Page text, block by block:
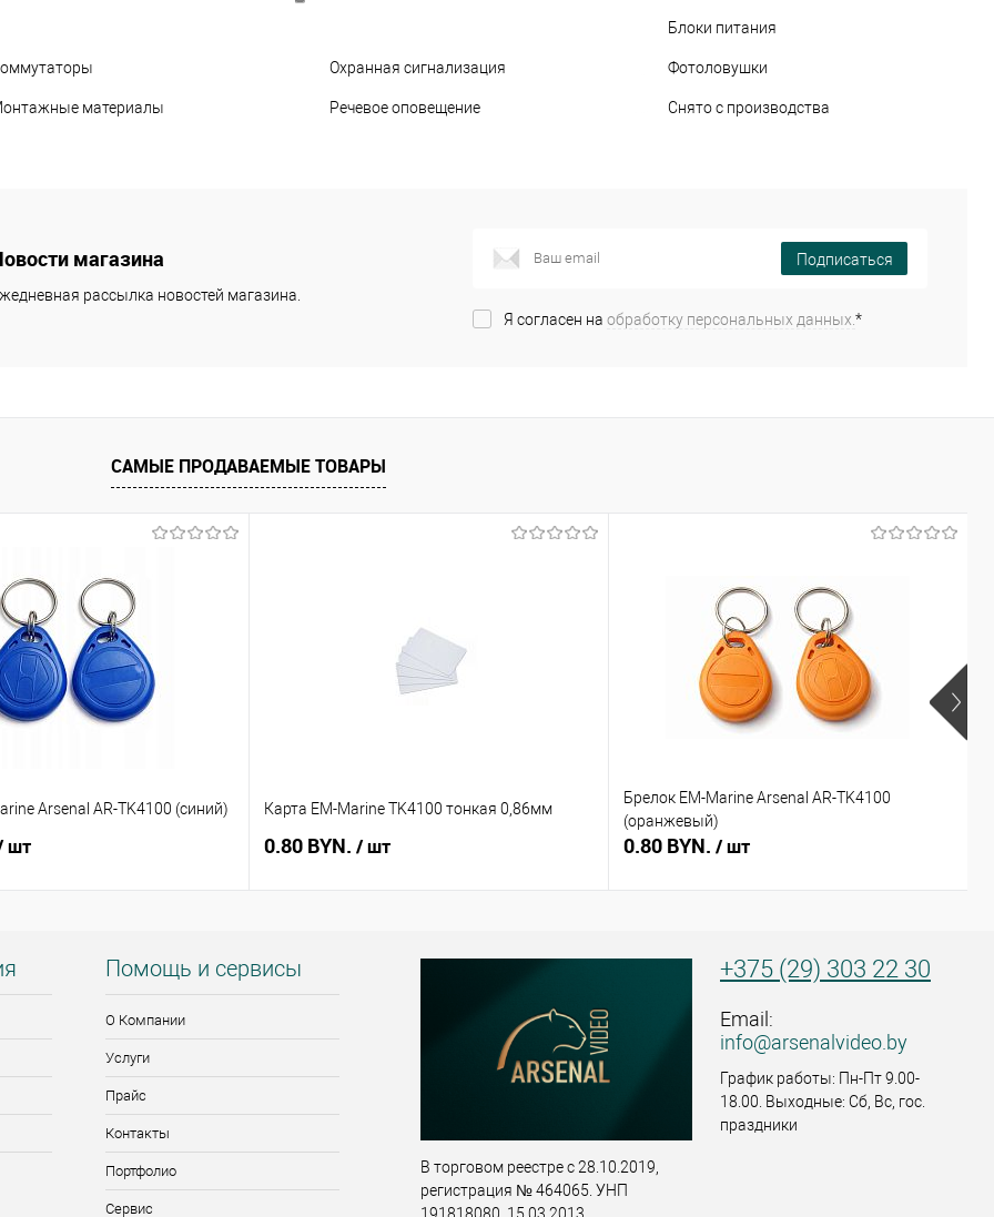
Блоки питания
Охранная сигнализация Фотоловушки
материалы Речевое оповещение Снято с производства
магазина
рассылка новостей магазина.
Подписаться
Я согласен на обработку персональных данных. *
САМЫЕ ПРОДАВАЕМЫЕ ТОВАРЫ
Arsenal AR-TK4100 (синий)
шт
Карта EM-Marine TK4100 тонкая 0,86мм
0.80 BYN. / шт
Брелок EM-Marine Arsenal AR-TK4100
(оранжевый)
0.80 BYN. / шт
Помощь и сервисы
О Компании
Услуги
Прайс
Контакты
Портфолио
Сервис
В торговом реестре с 28.10.2019,
регистрация № 464065. УНП
+375 (29) 303 22 30
Email:
info@arsenalvideo.by
График работы: Пн-Пт 9.00-
18.00. Выходные: Сб, Вс, гос.
праздники